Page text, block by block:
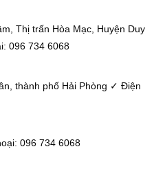
Thị trấn Hòa Mạc, Huyện Duy
096 734 6068
thành phố Hải Phòng ✓ Điện
096 734 6068